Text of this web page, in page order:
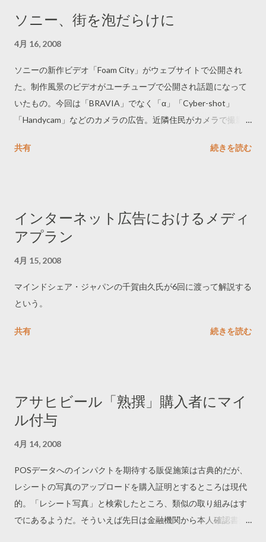
ソニー、街を泡だらけに
4月 16, 2008
ソニーの新作ビデオ「Foam City」がウェブサイトで公開され
た。制作風景のビデオがユーチューブで公開され話題になって
いたもの。今回は「BRAVIA」でなく「α」「Cyber-shot」
「Handycam」などのカメラの広告。近隣住民がカメラで撮影
う。
共有 続きを読む
インターネット広告におけるメディ
アプラン
4月 15, 2008
マインドシェア・ジャパンの千賀由久氏が6回に渡って解説する
という。
共有 続きを読む
アサヒビール「熟撰」購入者にマイ
ル付与
4月 14, 2008
POSデータへのインパクトを期待する販促施策は古典的だが、
レシートの写真のアップロードを購入証明とするところは現代
的。「レシート写真」と検索したところ、類似の取り組みはす
でにあるようだ。そういえば先日は金融機関から本人確認書類